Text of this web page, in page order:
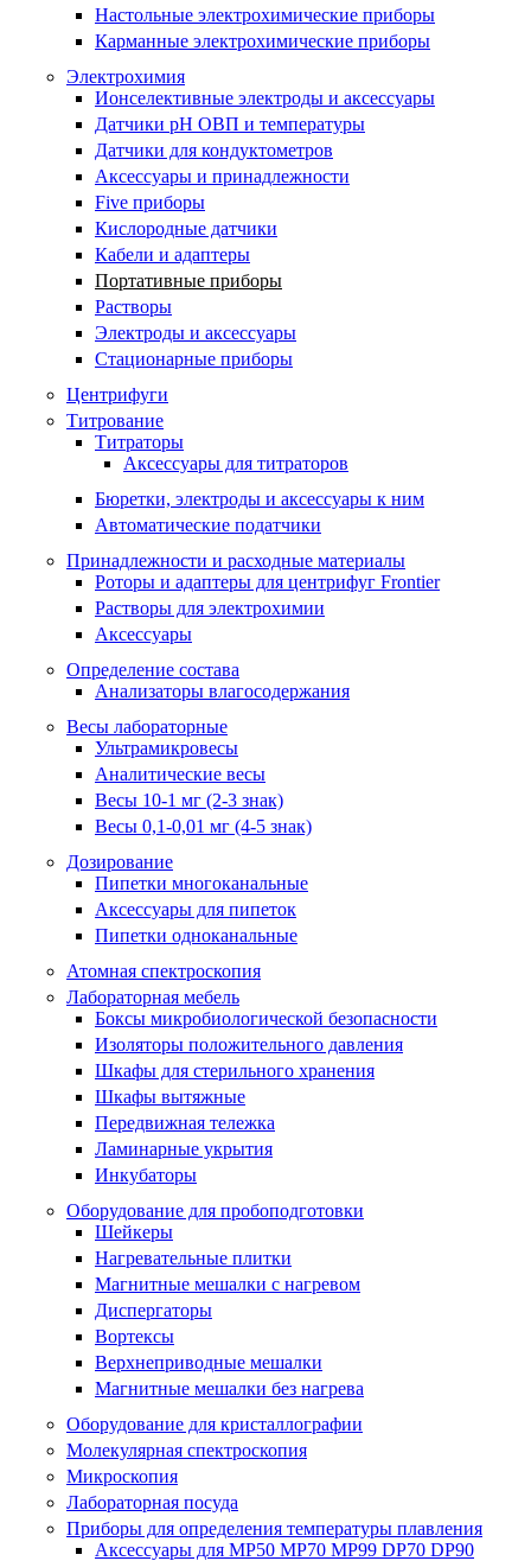
Настольные электрохимические приборы
Карманные электрохимические приборы
Электрохимия
Ионселективные электроды и аксессуары
Датчики рН ОВП и температуры
Датчики для кондуктометров
Аксессуары и принадлежности
Five приборы
Кислородные датчики
Кабели и адаптеры
Портативные приборы
Растворы
Электроды и аксессуары
Стационарные приборы
Центрифуги
Титрование
Титраторы
Аксессуары для титраторов
Бюретки, электроды и аксессуары к ним
Автоматические податчики
Принадлежности и расходные материалы
Роторы и адаптеры для центрифуг Frontier
Растворы для электрохимии
Аксессуары
Определение состава
Анализаторы влагосодержания
Весы лабораторные
Ультрамикровесы
Аналитические весы
Весы 10-1 мг (2-3 знак)
Весы 0,1-0,01 мг (4-5 знак)
Дозирование
Пипетки многоканальные
Аксессуары для пипеток
Пипетки одноканальные
Атомная спектроскопия
Лабораторная мебель
Боксы микробиологической безопасности
Изоляторы положительного давления
Шкафы для стерильного хранения
Шкафы вытяжные
Передвижная тележка
Ламинарные укрытия
Инкубаторы
Оборудование для пробоподготовки
Шейкеры
Нагревательные плитки
Магнитные мешалки с нагревом
Диспергаторы
Вортексы
Верхнеприводные мешалки
Магнитные мешалки без нагрева
Оборудование для кристаллографии
Молекулярная спектроскопия
Микроскопия
Лабораторная посуда
Приборы для определения температуры плавления
Аксессуары для MP50 MP70 MP99 DP70 DP90